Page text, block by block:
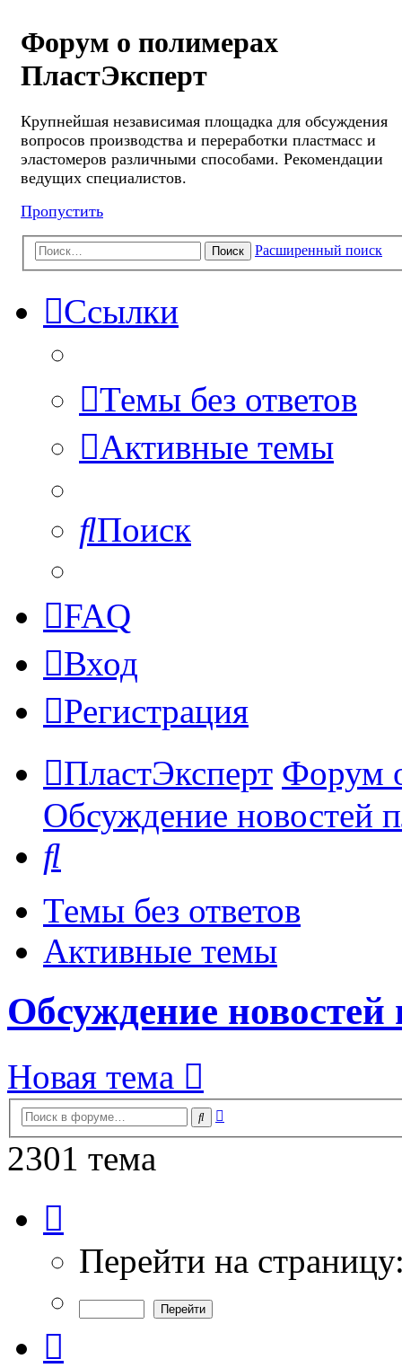
Форум о полимерах
ПластЭксперт
Крупнейшая независимая площадка для обсуждения
вопросов производства и переработки пластмасс и
эластомеров различными способами. Рекомендации
ведущих специалистов.
Пропустить
Поиск Расширенный поиск
Ссылки
Темы без ответов
Активные темы
Поиск
FAQ
Вход
Регистрация
ПластЭксперт Форум
Обсуждение новостей
Темы без ответов
Активные темы
Обсуждение новостей
Новая тема
Поиск
2301 тема
из
Перейти на